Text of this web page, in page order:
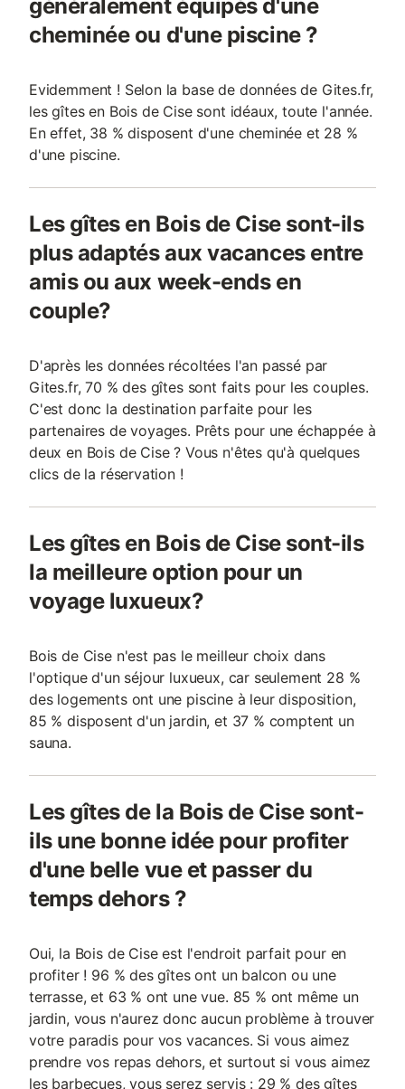
généralement équipés d'une
cheminée ou d'une piscine ?
Evidemment ! Selon la base de données de Gites.fr,
les gîtes en Bois de Cise sont idéaux, toute l'année.
En effet, 38 % disposent d'une cheminée et 28 %
d'une piscine.
Les gîtes en Bois de Cise sont-ils
plus adaptés aux vacances entre
amis ou aux week-ends en
couple?
D'après les données récoltées l'an passé par
Gites.fr, 70 % des gîtes sont faits pour les couples.
C'est donc la destination parfaite pour les
partenaires de voyages. Prêts pour une échappée à
deux en Bois de Cise ? Vous n'êtes qu'à quelques
clics de la réservation !
Les gîtes en Bois de Cise sont-ils
la meilleure option pour un
voyage luxueux?
Bois de Cise n'est pas le meilleur choix dans
l'optique d'un séjour luxueux, car seulement 28 %
des logements ont une piscine à leur disposition,
85 % disposent d'un jardin, et 37 % comptent un
sauna.
Les gîtes de la Bois de Cise sont-
ils une bonne idée pour profiter
d'une belle vue et passer du
temps dehors ?
Oui, la Bois de Cise est l'endroit parfait pour en
profiter ! 96 % des gîtes ont un balcon ou une
terrasse, et 63 % ont une vue. 85 % ont même un
jardin, vous n'aurez donc aucun problème à trouver
votre paradis pour vos vacances. Si vous aimez
prendre vos repas dehors, et surtout si vous aimez
les barbecues, vous serez servis : 29 % des gîtes